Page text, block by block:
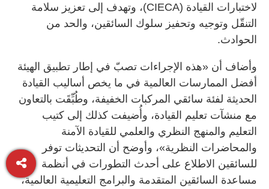
لاختبارات القيادة (CIECA)، وتهدف إلى تعزيز سلامة
التنقّل وتوجيه وتحفيز سلوك السائقين، والحد من
الحوادث.
وأضاف أن «هذه الإجراءات تصبّ في إطار تطبيق الهيئة
أفضل الممارسات العالمية في ما يخص أساليب القيادة
الحديثة لفئة سائقي المركبات الخفيفة، وطُبِّقَت بالتعاون
مع منشآت تعليم القيادة، وأُضيفت كذلك إلى كتيب
التعليم والمنهج النظري والعلمي للقيادة الآمنة
والمحاضرات النظرية»، وأوضح أن التحديثات توفر
للسائقين الاطلاع على أحدث التطورات في أنظمة
مساعدة السائقين المتقدمة والبرامج التعليمية العالمية،